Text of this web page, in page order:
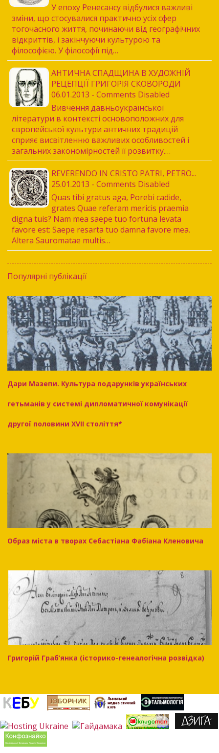
У епоху Ренесансу відбулися важливі
зміни, що стосувалися практично усіх сфер
тогочасного життя, починаючи від географічних
відкриттів, і закінчуючи культурою та
філософією. У філософії під…
АНТИЧНА СПАДЩИНА В ХУДОЖНІЙ
РЕЦЕПЦІЇ ГРИГОРІЯ СКОВОРОДИ
06.01.2013 - Comments Disabled
Вивчення давньоукраїнської
літератури в контексті основоположних для
європейської культури античних традицій
сприяє висвітленню важливих особливостей і
загальних закономірностей її розвитку.…
REVERENDO IN CRISTO PATRI, PETRO...
25.01.2013 - Comments Disabled
Quas tibi gratus aga, Porebi cadide,
grates Quae referam mericis praemia
digna tuis? Nam mea saepe tuo fortuna levata
favore est: Saepe resarta tuo damna favore mea.
Altera Sauromatae multis…
Популярні публікації
Дари Мазепи. Культура подарунків українських
гетьманів у системі дипломатичної комунікації
другої половини XVII століття*
Образ міста в творах Себастіана Фабіана Кленовича
Григорій Граб’янка (історико-генеалогічна розвідка)